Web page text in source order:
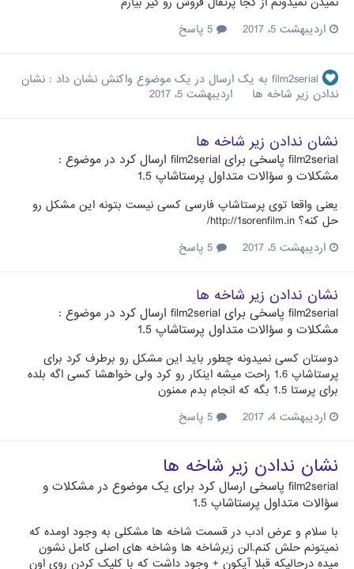
اردیبهشت 5، 2017
film2serial به یک ارسال در یک موضوع واکنش نشان داد : نشان
ندادن زیر شاخه ها
اردیبهشت 5، 2017
نشان ندادن زیر شاخه ها
film2serial پاسخی برای film2serial ارسال کرد در موضوع :
مشکلات و سؤالات متداول پرستاشاپ 1.5
یعنی واقعا توی پرستاشاپ فارسی کسی نیست بتونه این مشکل رو
حل کنه؟ http://1sorenfilm.in/
اردیبهشت 5، 2017
نشان ندادن زیر شاخه ها
film2serial پاسخی برای film2serial ارسال کرد در موضوع :
مشکلات و سؤالات متداول پرستاشاپ 1.5
دوستان کسی نمیدونه چطور باید این مشکل رو برطرف کرد برای
پرستاشاپ 1.6 راحت میشه اینکار رو کرد ولی خواهشا کسی اگه بلده
برای پرستا 1.5 بگه که انجام بدم ممنون
اردیبهشت 4، 2017
نشان ندادن زیر شاخه ها
film2serial پاسخی ارسال کرد برای یک موضوع در مشکلات و
سؤالات متداول پرستاشاپ 1.5
با سلام و عرض ادب در قسمت شاخه ها مشکلی به وجود اومده که
نمیتونم حلش کنم.الن زیرشاخه ها وشاخه های اصلی کامل نشون
میده درحالیکه قبلا آیکون + وجود داشت که با کلیک کردن روی اون